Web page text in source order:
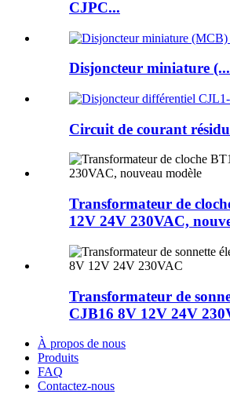
CJPC...
Disjoncteur miniature (...
Circuit de courant
Transformateur de
12V 24V 230VAC,
Transformateur de
CJB16 8V 12V 24V
À propos de nous
Produits
FAQ
Contactez-nous